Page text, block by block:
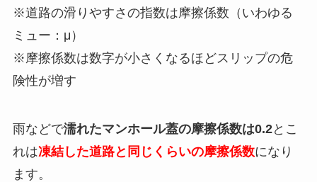
※道路の滑りやすさの指数は摩擦係数（いわゆる
ミュー：μ）
※摩擦係数は数字が小さくなるほどスリップの危
険性が増す
雨などで濡れたマンホール蓋の摩擦係数は0.2とこ
れは凍結した道路と同じくらいの摩擦係数になり
ます。